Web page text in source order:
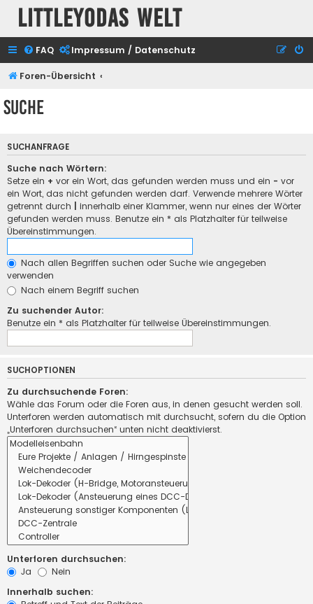
Littleyodas Welt
FAQ Impressum / Datenschutz
Foren-Übersicht
Suche
SUCHANFRAGE
Suche nach Wörtern:
Setze ein + vor ein Wort, das gefunden werden muss und ein - vor
ein Wort, das nicht gefunden werden darf. Verwende mehrere Wörter
getrennt durch
innerhalb einer Klammer, wenn nur eines der Wörter
gefunden werden muss. Benutze ein * als Platzhalter für teilweise
Übereinstimmungen.
Nach allen Begriffen suchen oder Suche wie angegeben
verwenden
Nach einem Begriff suchen
Zu suchender Autor:
Benutze ein * als Platzhalter für teilweise Übereinstimmungen.
SUCHOPTIONEN
Zu durchsuchende Foren:
Wähle das Forum oder die Foren aus, in denen gesucht werden soll.
Unterforen werden automatisch mit durchsucht, sofern du die Option
„Unterforen durchsuchen“ unten nicht deaktivierst.
Unterforen durchsuchen:
Ja
Nein
Innerhalb suchen: